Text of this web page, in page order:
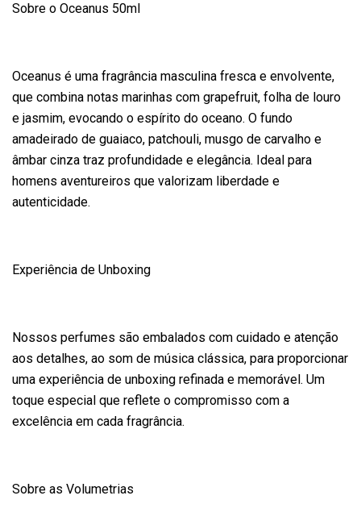
Sobre o Oceanus 50ml
Oceanus é uma fragrância masculina fresca e envolvente,
que combina notas marinhas com grapefruit, folha de louro
e jasmim, evocando o espírito do oceano. O fundo
amadeirado de guaiaco, patchouli, musgo de carvalho e
âmbar cinza traz profundidade e elegância. Ideal para
homens aventureiros que valorizam liberdade e
autenticidade.
Experiência de Unboxing
Nossos perfumes são embalados com cuidado e atenção
aos detalhes, ao som de música clássica, para proporcionar
uma experiência de unboxing refinada e memorável. Um
toque especial que reflete o compromisso com a
excelência em cada fragrância.
Sobre as Volumetrias